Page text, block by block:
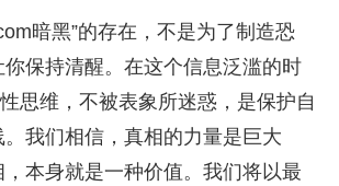
暗黑”的存在，不是为了制造恐
保持清醒。在这个信息泛滥的时
思维，不被表象所迷惑，是保护自
我们相信，真相的力量是巨大
本身就是一种价值。我们将以最